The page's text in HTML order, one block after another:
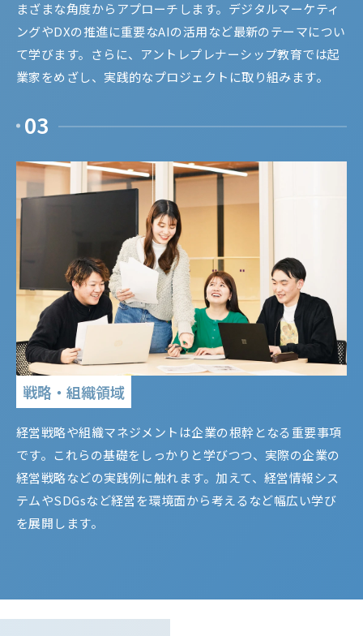
まざまな角度からアプローチします。デジタルマーケティ
ングやDXの推進に重要なAIの活用など最新のテーマについ
て学びます。さらに、アントレプレナーシップ教育では起
業家をめざし、実践的なプロジェクトに取り組みます。
03
戦略・組織領域
経営戦略や組織マネジメントは企業の根幹となる重要事項
です。これらの基礎をしっかりと学びつつ、実際の企業の
経営戦略などの実践例に触れます。加えて、経営情報シス
テムやSDGsなど経営を環境面から考えるなど幅広い学び
を展開します。